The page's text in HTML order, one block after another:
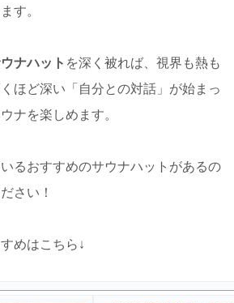
す。
ナハット を深く被れば、視界も熱も
ほど深い「自分との対話」が始まっ
ナを楽しめます。
るおすすめのサウナハットがあるの
さい！
めはこちら↓